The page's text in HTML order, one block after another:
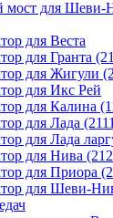
мост для Шеви-
для Веста
для Гранта
для Жигули
для Икс Рей
для Калина
для Лада
для Лада
для Нива
для Приора
для Шеви-